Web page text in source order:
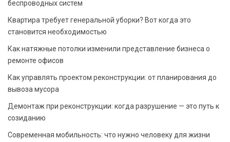
беспроводных систем
Квартира требует генеральной уборки? Вот когда это
становится необходимостью
Как натяжные потолки изменили представление бизнеса о
ремонте офисов
Как управлять проектом реконструкции: от планирования до
вывоза мусора
Демонтаж при реконструкции: когда разрушение — это путь к
созиданию
Современная мобильность: что нужно человеку для жизни